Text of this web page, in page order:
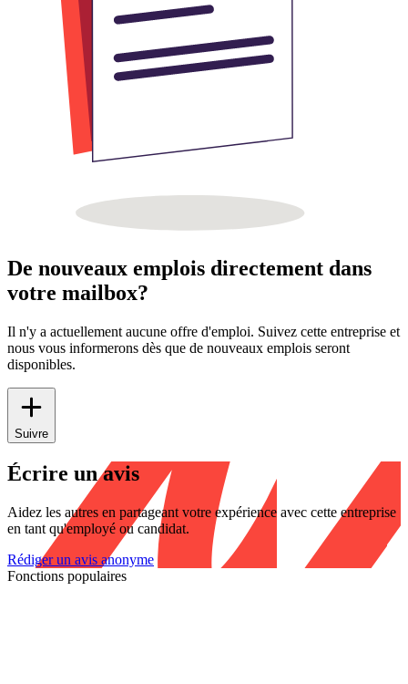
De nouveaux emplois directement dans
votre mailbox?
Il n'y a actuellement aucune offre d'emploi. Suivez cette entreprise et
nous vous informerons dès que de nouveaux emplois seront
disponibles.
Suivre
Écrire un avis
Aidez les autres en partageant votre expérience avec cette entreprise
en tant qu'employé ou candidat.
Rédiger un avis anonyme
Fonctions populaires